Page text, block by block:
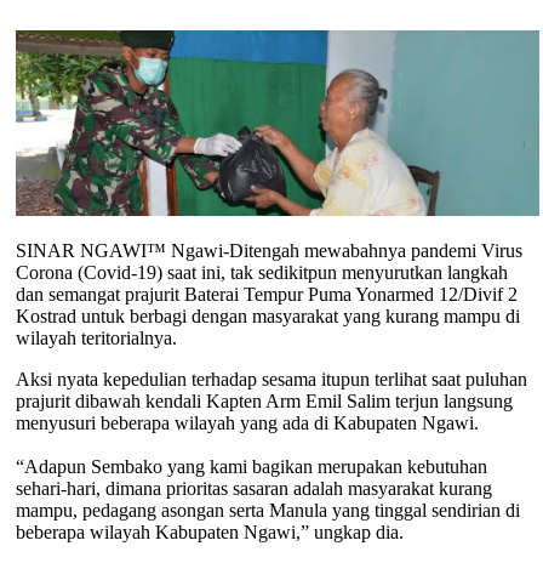
SINAR NGAWI™ Ngawi-Ditengah mewabahnya pandemi Virus
Corona (Covid-19) saat ini, tak sedikitpun menyurutkan langkah
dan semangat prajurit Baterai Tempur Puma Yonarmed 12/Divif 2
Kostrad untuk berbagi dengan masyarakat yang kurang mampu di
wilayah teritorialnya.
Aksi nyata kepedulian terhadap sesama itupun terlihat saat puluhan
prajurit dibawah kendali Kapten Arm Emil Salim terjun langsung
menyusuri beberapa wilayah yang ada di Kabupaten Ngawi.
“Adapun Sembako yang kami bagikan merupakan kebutuhan
sehari-hari, dimana prioritas sasaran adalah masyarakat kurang
mampu, pedagang asongan serta Manula yang tinggal sendirian di
beberapa wilayah Kabupaten Ngawi,” ungkap dia.